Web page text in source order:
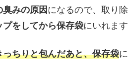
みの原因 になるので、取り
プをしてから保存袋にいれます
ちりと包んだあと、保存袋